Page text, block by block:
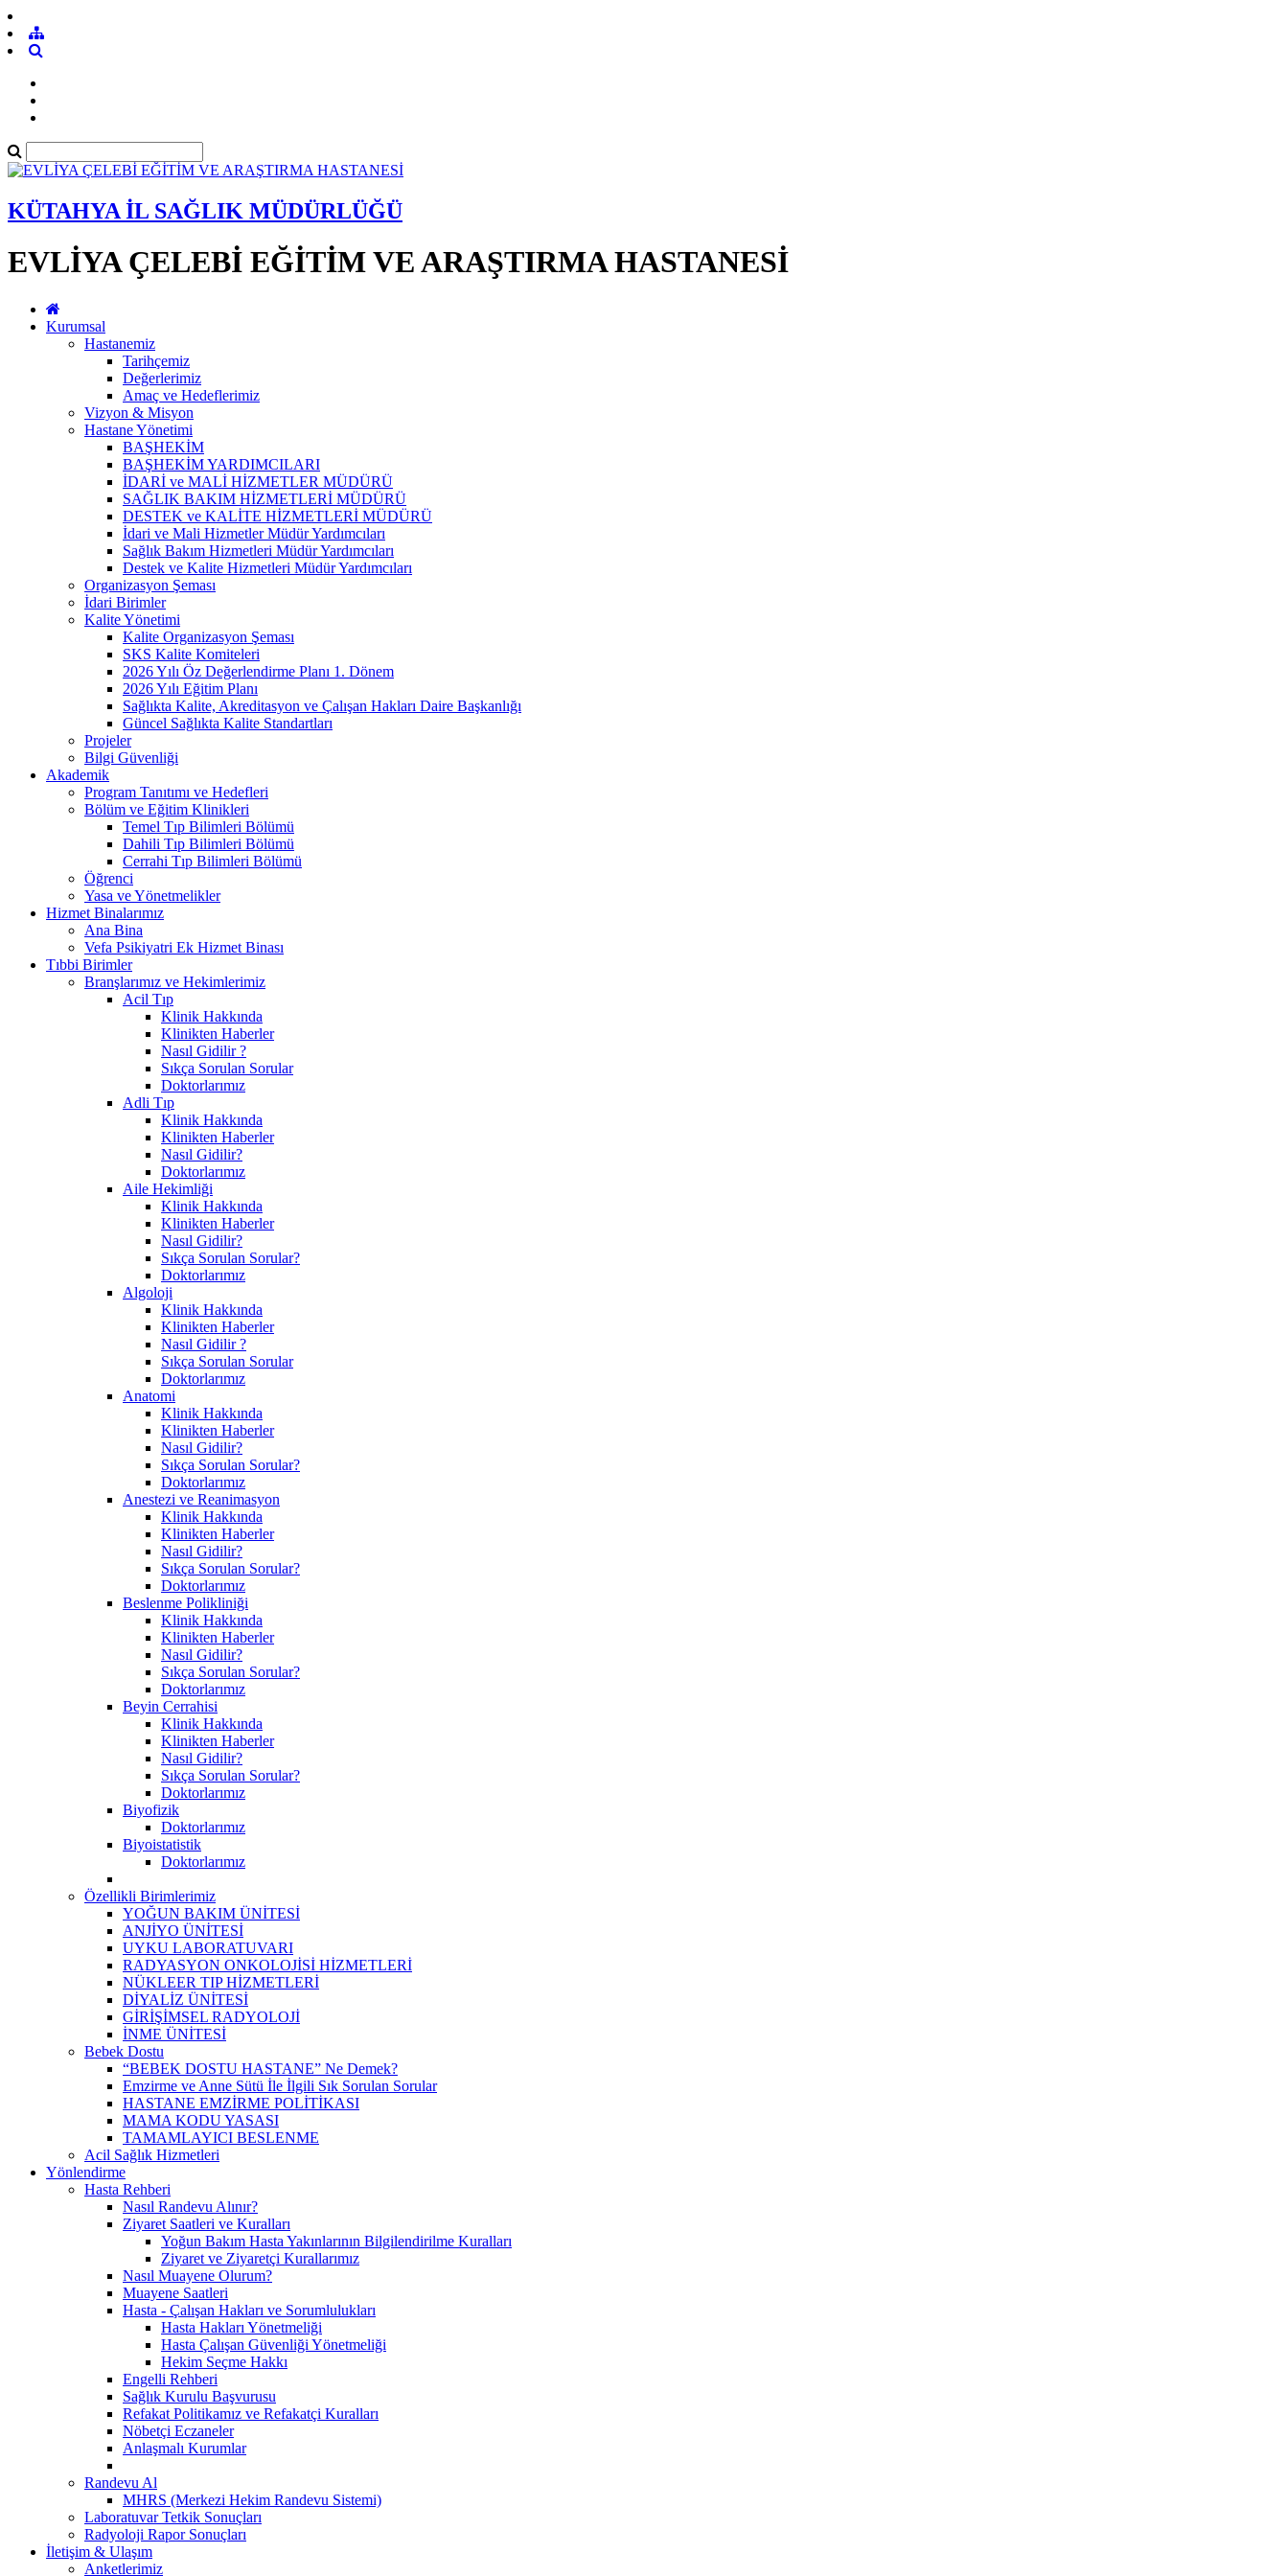
KÜTAHYA İL SAĞLIK MÜDÜRLÜĞÜ
EVLİYA ÇELEBİ EĞİTİM VE ARAŞTIRMA HASTANESİ
Kurumsal
Hastanemiz
Tarihçemiz
Değerlerimiz
Amaç ve Hedeflerimiz
Vizyon & Misyon
Hastane Yönetimi
BAŞHEKİM
BAŞHEKİM YARDIMCILARI
İDARİ ve MALİ HİZMETLER MÜDÜRÜ
SAĞLIK BAKIM HİZMETLERİ MÜDÜRÜ
DESTEK ve KALİTE HİZMETLERİ MÜDÜRÜ
İdari ve Mali Hizmetler Müdür Yardımcıları
Sağlık Bakım Hizmetleri Müdür Yardımcıları
Destek ve Kalite Hizmetleri Müdür Yardımcıları
Organizasyon Şeması
İdari Birimler
Kalite Yönetimi
Kalite Organizasyon Şeması
SKS Kalite Komiteleri
2026 Yılı Öz Değerlendirme Planı 1. Dönem
2026 Yılı Eğitim Planı
Sağlıkta Kalite, Akreditasyon ve Çalışan Hakları Daire Başkanlığı
Güncel Sağlıkta Kalite Standartları
Projeler
Bilgi Güvenliği
Akademik
Program Tanıtımı ve Hedefleri
Bölüm ve Eğitim Klinikleri
Temel Tıp Bilimleri Bölümü
Dahili Tıp Bilimleri Bölümü
Cerrahi Tıp Bilimleri Bölümü
Öğrenci
Yasa ve Yönetmelikler
Hizmet Binalarımız
Ana Bina
Vefa Psikiyatri Ek Hizmet Binası
Tıbbi Birimler
Branşlarımız ve Hekimlerimiz
Acil Tıp
Klinik Hakkında
Klinikten Haberler
Nasıl Gidilir ?
Sıkça Sorulan Sorular
Doktorlarımız
Adli Tıp
Klinik Hakkında
Klinikten Haberler
Nasıl Gidilir?
Doktorlarımız
Aile Hekimliği
Klinik Hakkında
Klinikten Haberler
Nasıl Gidilir?
Sıkça Sorulan Sorular?
Doktorlarımız
Algoloji
Klinik Hakkında
Klinikten Haberler
Nasıl Gidilir ?
Sıkça Sorulan Sorular
Doktorlarımız
Anatomi
Klinik Hakkında
Klinikten Haberler
Nasıl Gidilir?
Sıkça Sorulan Sorular?
Doktorlarımız
Anestezi ve Reanimasyon
Klinik Hakkında
Klinikten Haberler
Nasıl Gidilir?
Sıkça Sorulan Sorular?
Doktorlarımız
Beslenme Polikliniği
Klinik Hakkında
Klinikten Haberler
Nasıl Gidilir?
Sıkça Sorulan Sorular?
Doktorlarımız
Beyin Cerrahisi
Klinik Hakkında
Klinikten Haberler
Nasıl Gidilir?
Sıkça Sorulan Sorular?
Doktorlarımız
Biyofizik
Doktorlarımız
Biyoistatistik
Doktorlarımız
Özellikli Birimlerimiz
YOĞUN BAKIM ÜNİTESİ
ANJİYO ÜNİTESİ
UYKU LABORATUVARI
RADYASYON ONKOLOJİSİ HİZMETLERİ
NÜKLEER TIP HİZMETLERİ
DİYALİZ ÜNİTESİ
GİRİŞİMSEL RADYOLOJİ
İNME ÜNİTESİ
Bebek Dostu
“BEBEK DOSTU HASTANE” Ne Demek?
Emzirme ve Anne Sütü İle İlgili Sık Sorulan Sorular
HASTANE EMZİRME POLİTİKASI
MAMA KODU YASASI
TAMAMLAYICI BESLENME
Acil Sağlık Hizmetleri
Yönlendirme
Hasta Rehberi
Nasıl Randevu Alınır?
Ziyaret Saatleri ve Kuralları
Yoğun Bakım Hasta Yakınlarının Bilgilendirilme Kuralları
Ziyaret ve Ziyaretçi Kurallarımız
Nasıl Muayene Olurum?
Muayene Saatleri
Hasta - Çalışan Hakları ve Sorumlulukları
Hasta Hakları Yönetmeliği
Hasta Çalışan Güvenliği Yönetmeliği
Hekim Seçme Hakkı
Engelli Rehberi
Sağlık Kurulu Başvurusu
Refakat Politikamız ve Refakatçi Kuralları
Nöbetçi Eczaneler
Anlaşmalı Kurumlar
Randevu Al
MHRS (Merkezi Hekim Randevu Sistemi)
Laboratuvar Tetkik Sonuçları
Radyoloji Rapor Sonuçları
İletişim & Ulaşım
Anketlerimiz